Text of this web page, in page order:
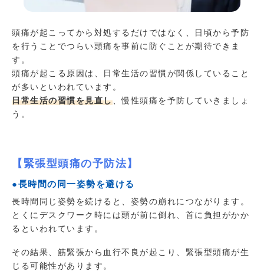
頭痛が起こってから対処するだけではなく、日頃から予防
を行うことでつらい頭痛を事前に防ぐことが期待できま
す。
頭痛が起こる原因は、日常生活の習慣が関係していること
が多いといわれています。
日常生活の習慣を見直し、慢性頭痛を予防していきましょ
う。
【緊張型頭痛の予防法】
●長時間の同一姿勢を避ける
長時間同じ姿勢を続けると、姿勢の崩れにつながります。
とくにデスクワーク時には頭が前に倒れ、首に負担がかか
るといわれています。
その結果、筋緊張から血行不良が起こり、緊張型頭痛が生
じる可能性があります。